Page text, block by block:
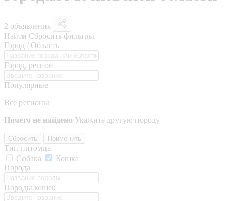
2 объявления
Найти Сбросить фильтры
Город / Область
Город, регион
Популярные
Все регионы
Ничего не найдено Укажите другую породу
Сбросить Применить
Тип питомца
Собака
Кошка
Порода
Породы кошек